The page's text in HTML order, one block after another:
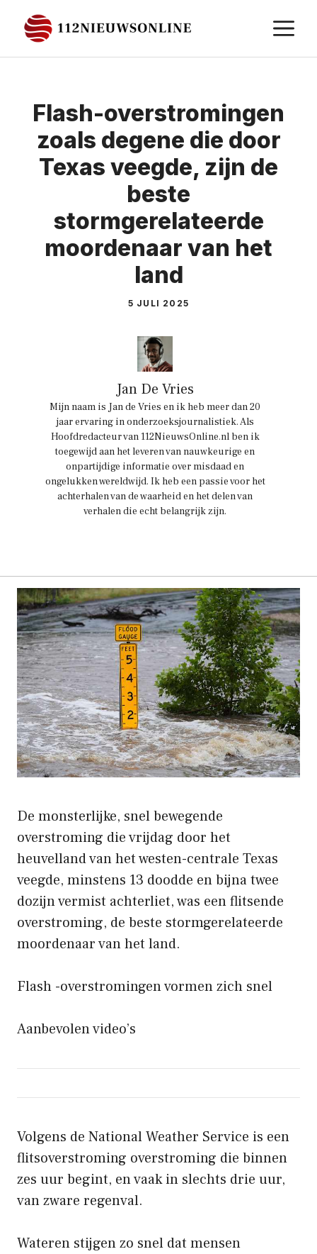
naar
de
Flash-overstromingen
zoals degene die door
Texas veegde, zijn de
beste
stormgerelateerde
moordenaar van het
land
5 JULI 2025
Jan De Vries
Mijn naam is Jan de Vries en ik heb meer dan 20
jaar ervaring in onderzoeksjournalistiek. Als
Hoofdredacteur van 112NieuwsOnline.nl ben ik
toegewijd aan het leveren van nauwkeurige en
onpartijdige informatie over misdaad en
ongelukken wereldwijd. Ik heb een passie voor het
achterhalen van de waarheid en het delen van
verhalen die echt belangrijk zijn.
De monsterlijke, snel bewegende
overstroming die vrijdag door het
heuvelland van het westen-centrale Texas
veegde, minstens 13 doodde en bijna twee
dozijn vermist achterliet, was een flitsende
overstroming, de beste stormgerelateerde
moordenaar van het land.
Flash -overstromingen vormen zich snel
Aanbevolen video’s
Volgens de National Weather Service is een
flitsoverstroming overstroming die binnen
zes uur begint, en vaak in slechts drie uur,
van zware regenval.
Wateren stijgen zo snel dat mensen